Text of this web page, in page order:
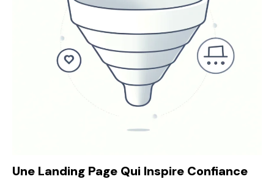
Une Landing Page Qui Inspire Confiance